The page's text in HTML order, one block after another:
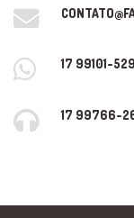
17 99101-
17 99766-